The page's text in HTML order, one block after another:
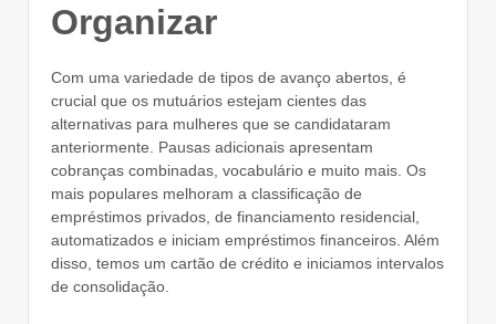
Organizar
Com uma variedade de tipos de avanço abertos, é
crucial que os mutuários estejam cientes das
alternativas para mulheres que se candidataram
anteriormente. Pausas adicionais apresentam
cobranças combinadas, vocabulário e muito mais. Os
mais populares melhoram a classificação de
empréstimos privados, de financiamento residencial,
automatizados e iniciam empréstimos financeiros. Além
disso, temos um cartão de crédito e iniciamos intervalos
de consolidação.